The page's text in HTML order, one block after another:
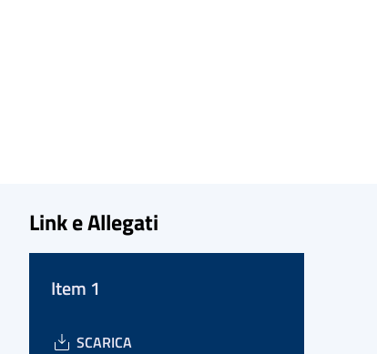
Link e Allegati
Item 1
SCARICA